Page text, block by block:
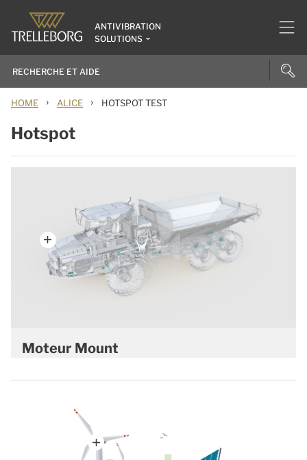
ANTIVIBRATION
SOLUTIONS
HOME › ALICE › HOTSPOT TEST
Hotspot
Moteur Mount